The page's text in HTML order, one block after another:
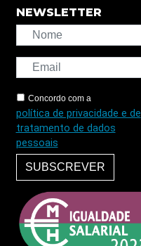
NEWSLETTER
Concordo com a
política de privacidade e de
tratamento de dados
pessoais
SUBSCREVER